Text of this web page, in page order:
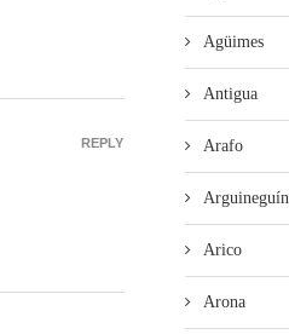
REPLY
Agüimes
Antigua
Arafo
Arguineguín
Arico
Arona